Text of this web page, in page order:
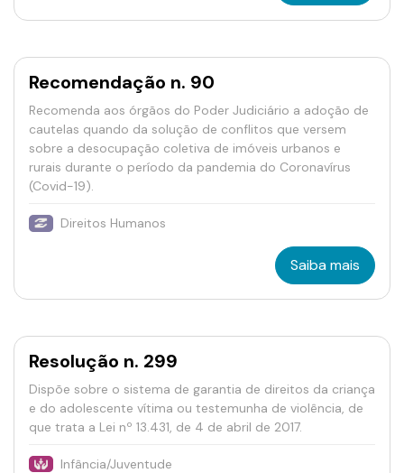
Recomendação n. 90
Recomenda aos órgãos do Poder Judiciário a adoção de
cautelas quando da solução de conflitos que versem
sobre a desocupação coletiva de imóveis urbanos e
rurais durante o período da pandemia do Coronavírus
(Covid-19).
Direitos Humanos
Saiba mais
Resolução n. 299
Dispõe sobre o sistema de garantia de direitos da criança
e do adolescente vítima ou testemunha de violência, de
que trata a Lei nº 13.431, de 4 de abril de 2017.
Infância/Juventude